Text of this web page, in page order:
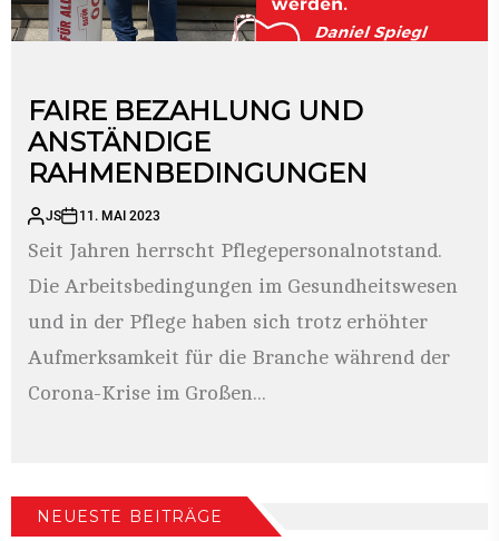
FAIRE BEZAHLUNG UND
ANSTÄNDIGE
RAHMENBEDINGUNGEN
JS 11. MAI 2023
Seit Jahren herrscht Pflegepersonalnotstand.
Die Arbeitsbedingungen im Gesundheitswesen
und in der Pflege haben sich trotz erhöhter
Aufmerksamkeit für die Branche während der
Corona-Krise im Großen...
NEUESTE BEITRÄGE